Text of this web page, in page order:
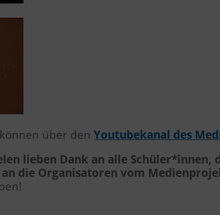
über denYoutubekanal des
lieben Dank an alle
die Organisatoren vom